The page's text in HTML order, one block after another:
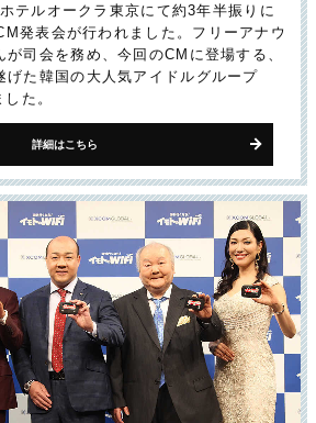
テルオークラ東京にて約3年半振りに
発表会が行われました。フリーアナウ
司会を務め、今回のCMに登場する、
げた韓国の大人気アイドルグループ
た。
詳細はこちら